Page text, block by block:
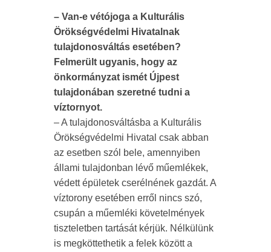
– Van-e vétójoga a Kulturális
Örökségvédelmi Hivatalnak
tulajdonosváltás esetében?
Felmerült ugyanis, hogy az
önkormányzat ismét Újpest
tulajdonában szeretné tudni a
víztornyot.
– A tulajdonosváltásba a Kulturális
Örökségvédelmi Hivatal csak abban
az esetben szól bele, amennyiben
állami tulajdonban lévő műemlékek,
védett épületek cserélnének gazdát. A
víztorony esetében erről nincs szó,
csupán a műemléki követelmények
tiszteletben tartását kérjük. Nélkülünk
is megköttethetik a felek között a